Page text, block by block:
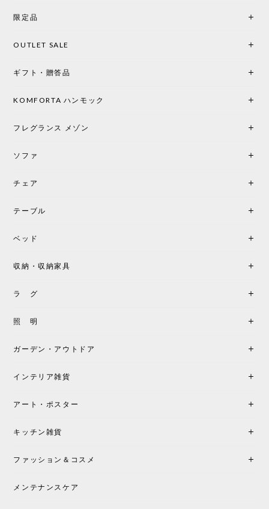
限定品
OUTLET SALE
ギフト・贈答品
KOMFORTA ハンモック
フレグランス メゾン
ソファ
チェア
テーブル
ベッド
収納・収納家具
ラ グ
照 明
ガーデン・アウトドア
インテリア雑貨
アート・ポスター
キッチン雑貨
ファッション＆コスメ
メンテナンスケア